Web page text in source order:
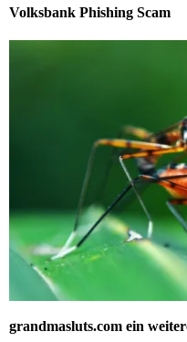
Volksbank Phishing Scam
grandmasluts.com ein